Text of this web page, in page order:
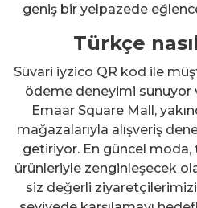
geniş bir yelpazede
Türkçe
Süvari iyzico QR kod ile
ödeme deneyimi sunuyor
Emaar Square Mall,
mağazalarıyla alışveriş
getiriyor. En güncel moda,
ürünleriyle zenginleşecek
siz değerli